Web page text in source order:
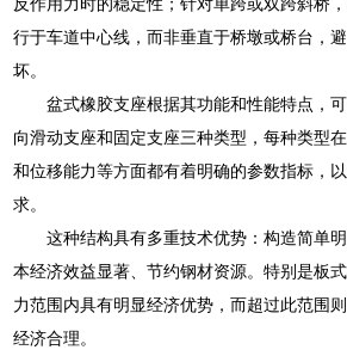
反作用力时的稳定性；针对单跨或双跨斜桥
行于车道中心线，而非垂直于桥墩或桥台，
坏。
盆式橡胶支座根据其功能和性能特点，
向滑动支座和固定支座三种类型，每种类型
和位移能力等方面都有着明确的参数指标，
求。
这种结构具有多重技术优势：构造简单
本经济效益显著、节约钢材资源。特别是板
力范围内具有明显经济优势，而超过此范围
经济合理。